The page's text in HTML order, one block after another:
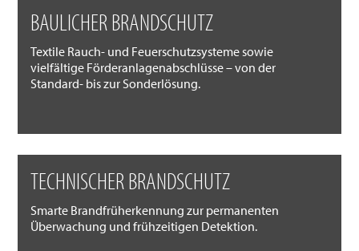
BAULICHER BRANDSCHUTZ
Textile Rauch- und Feuerschutzsysteme sowie
vielfältige Förderanlagenabschlüsse – von der
Standard- bis zur Sonderlösung.
TECHNISCHER BRANDSCHUTZ
Smarte Brandfrüherkennung zur permanenten
Überwachung und frühzeitigen Detektion.